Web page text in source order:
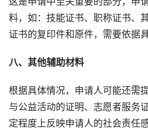
料，如：技能证书、职称证书、
证书的复印件和原件，需要依据
八、其他辅助材料
根据具体情况，申请人可能还需
与公益活动的证明、志愿者服务
定程度上反映申请人的社会责任